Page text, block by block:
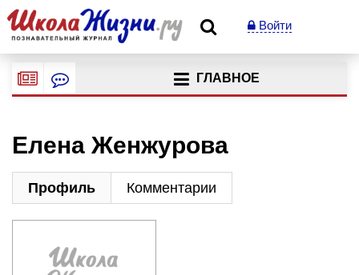
Войти
ГЛАВНОЕ
Елена Женжурова
Профиль Комментарии